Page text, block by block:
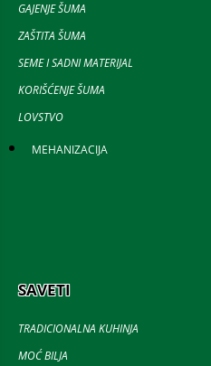
GAJENJE ŠUMA
ZAŠTITA ŠUMA
SEME I SADNI MATERIJAL
KORIŠĆENJE ŠUMA
LOVSTVO
MEHANIZACIJA
SAVETI
TRADICIONALNA KUHINJA
MOĆ BILJA